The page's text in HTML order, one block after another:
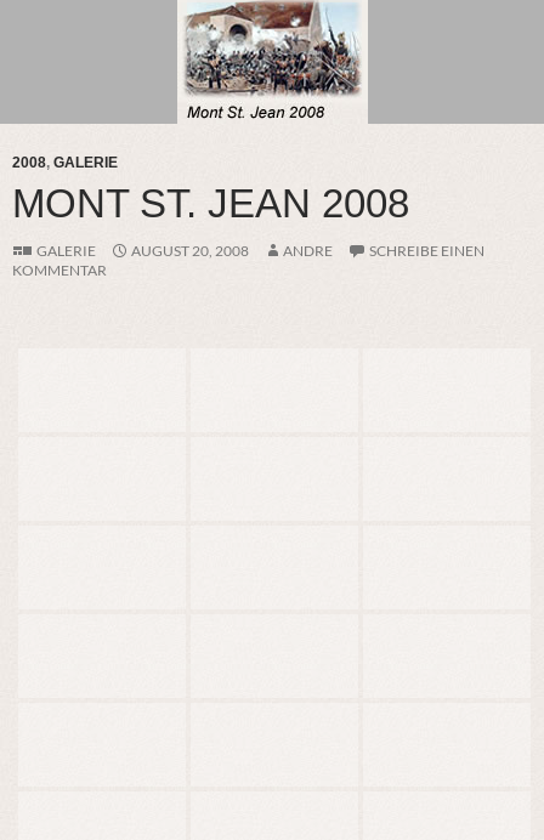
2008, GALERIE
MONT ST. JEAN 2008
GALERIE AUGUST 20, 2008 ANDRE
SCHREIBE EINEN
KOMMENTAR